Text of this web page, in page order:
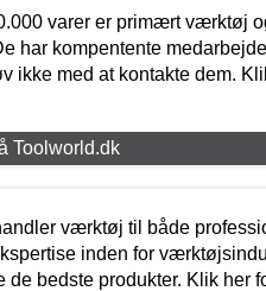
varer er primært værktøj
har kompentente
ikke med at kontakte dem.
Toolworld.dk
værktøj til både
inden for
de bedste produkter. Klik her